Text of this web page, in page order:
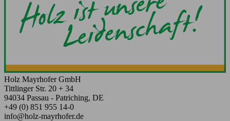
Holz Mayrhofer GmbH
Tittlinger Str. 20 + 34
94034 Passau - Patriching, DE
+49 (0) 851 955 14-0
info@holz-mayrhofer.de